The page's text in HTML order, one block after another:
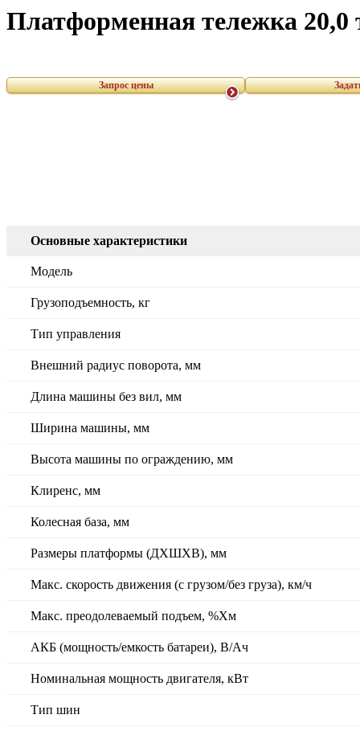
Платформенная тележка 20,0
Запрос цены
Основные характеристики
Модель
Грузоподъемность, кг
Тип управления
Внешний радиус поворота, мм
Длина машины без вил, мм
Ширина машины, мм
Высота машины по ограждению, мм
Клиренс, мм
Колесная база, мм
Размеры платформы (ДХШХВ), мм
Макс. скорость движения (с грузом/без груза), км/ч
Макс. преодолеваемый подъем, %Хм
АКБ (мощность/емкость батареи), В/Ач
Номинальная мощность двигателя, кВт
Тип шин